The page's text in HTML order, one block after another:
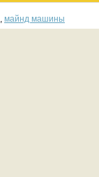
, майнд машины